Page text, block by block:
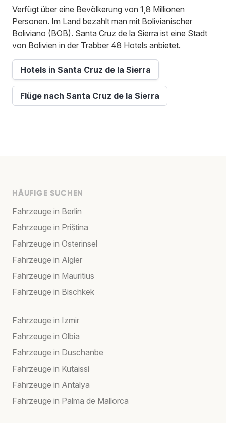
Verfügt über eine Bevölkerung von 1,8 Millionen
Personen. Im Land bezahlt man mit Bolivianischer
Boliviano (BOB). Santa Cruz de la Sierra ist eine Stadt
von Bolivien in der Trabber 48 Hotels anbietet.
Hotels in Santa Cruz de la Sierra
Flüge nach Santa Cruz de la Sierra
HÄUFIGE SUCHEN
Fahrzeuge in Berlin
Fahrzeuge in Priština
Fahrzeuge in Osterinsel
Fahrzeuge in Algier
Fahrzeuge in Mauritius
Fahrzeuge in Bischkek
Fahrzeuge in Izmir
Fahrzeuge in Olbia
Fahrzeuge in Duschanbe
Fahrzeuge in Kutaissi
Fahrzeuge in Antalya
Fahrzeuge in Palma de Mallorca